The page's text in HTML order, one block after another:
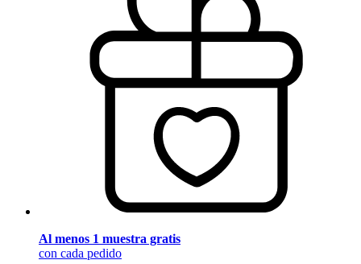
Al menos 1 muestra gratis
con cada pedido